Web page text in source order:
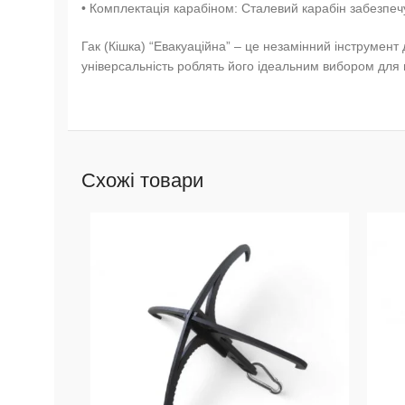
• Комплектація карабіном: Сталевий карабін
Гак (Кішка) “Евакуаційна” – це незамінний
універсальність роблять його ідеальним вибором
Схожі товари